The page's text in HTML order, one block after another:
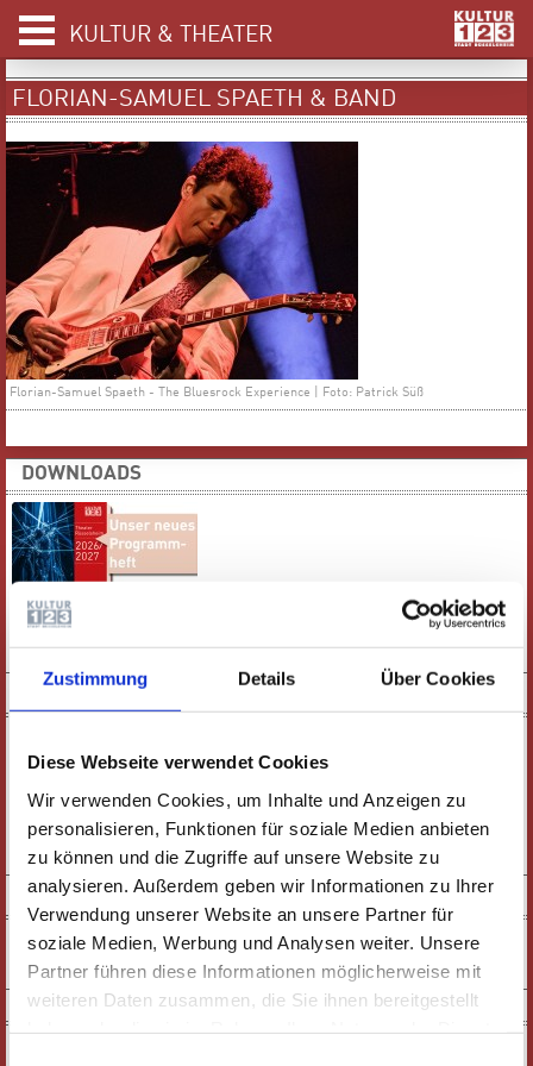
Zustimmung Details Über Cookies
Diese Webseite verwendet Cookies
Wir verwenden Cookies, um Inhalte und Anzeigen zu
personalisieren, Funktionen für soziale Medien anbieten
zu können und die Zugriffe auf unsere Website zu
analysieren. Außerdem geben wir Informationen zu Ihrer
Verwendung unserer Website an unsere Partner für
soziale Medien, Werbung und Analysen weiter. Unsere
Partner führen diese Informationen möglicherweise mit
weiteren Daten zusammen, die Sie ihnen bereitgestellt
KULTUR & THEATER
FLORIAN-SAMUEL SPAETH & BAND
Florian-Samuel Spaeth - The Bluesrock Experience | Foto: Patrick Süß
DOWNLOADS
E-PAPER
ZUM FILM
SOCIAL MEDIA
NEWSLETTER